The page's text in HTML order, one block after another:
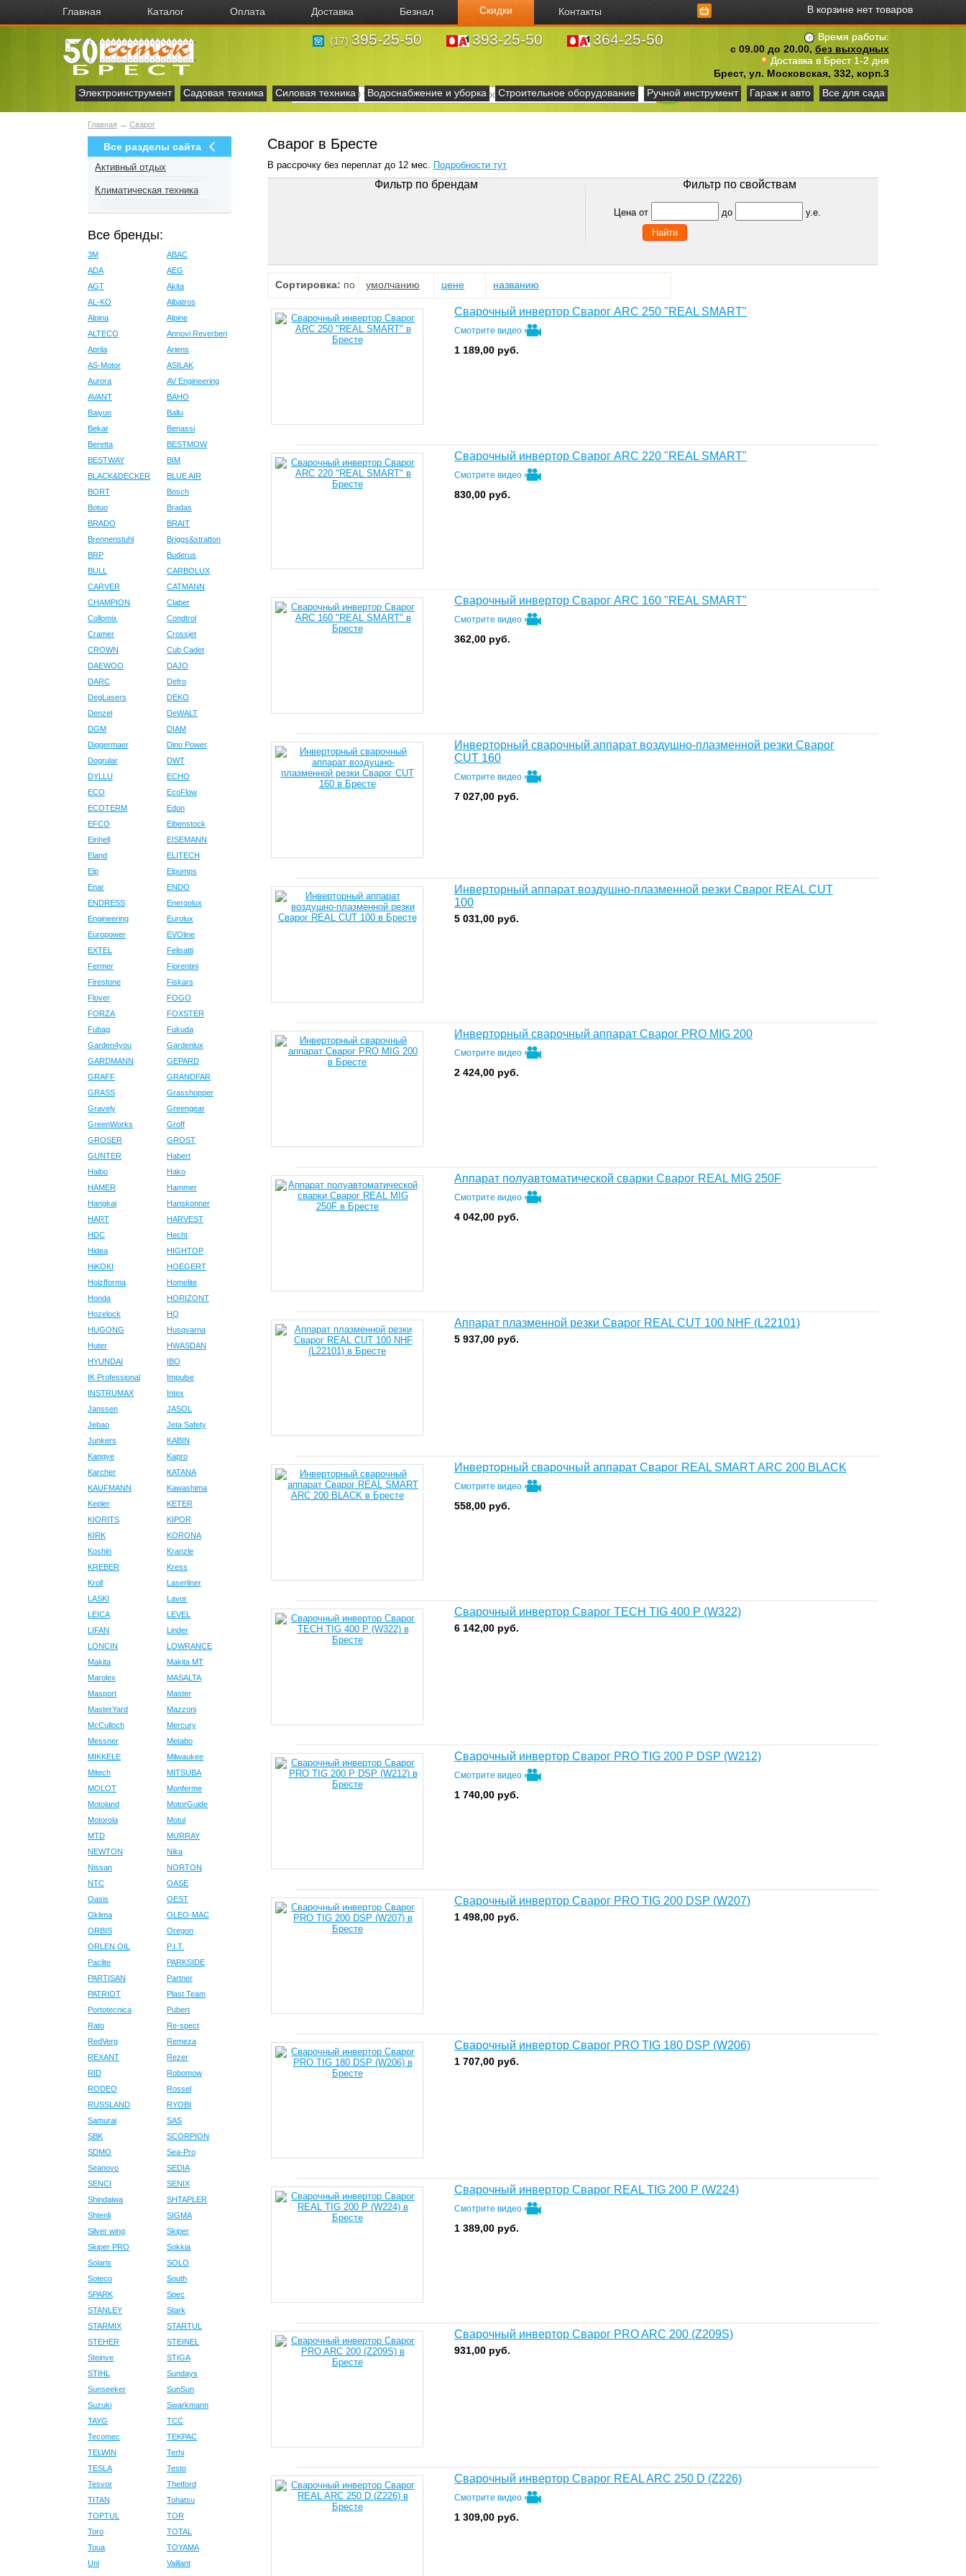
Главная Каталог Оплата Доставка Безнал Скидки Контакты В корзине нет товаров
Время работы:
с 09.00 до 20.00, без выходных
Доставка в Брест 1-2 дня
Брест, ул. Московская, 332, корп.3
(17) 395-25-50 393-25-50 364-25-50
Электроинструмент Садовая техника Силовая техника Водоснабжение и уборка Строительное оборудование Ручной инструмент Гараж и авто Все для сада
Главная → Сварог
Все разделы сайта
Активный отдых
Климатическая техника
Все бренды:
3M
ABAC
ADA
AEG
AGT
Akita
AL-KO
Albatros
Alpina
Alpine
ALTECO
Annovi Reverberi
Aprila
Ariens
AS-Motor
ASILAK
Aurora
AV Engineering
AVANT
BAHO
Baiyun
Ballu
Bekar
Benassi
Beretta
BESTMOW
BESTWAY
BIM
BLACK&DECKER
BLUE AIR
BORT
Bosch
Botuo
Bradas
BRADO
BRAIT
Brennenstuhl
Briggs&stratton
BRP
Buderus
BULL
CARBOLUX
CARVER
CATMANN
CHAMPION
Claber
Collomix
Condtrol
Cramer
Crossjet
CROWN
Cub Cadet
DAEWOO
DAJO
DARC
Defro
DegLasers
DEKO
Denzel
DeWALT
DGM
DIAM
Diggermaer
Dino Power
Dogrular
DWT
DYLLU
ECHO
ECO
EcoFlow
ECOTERM
Edon
EFCO
Eibenstock
Einhell
EISEMANN
Eland
ELITECH
Elp
Elpumps
Enar
ENDO
ENDRESS
Energolux
Engineering
Eurolux
Europower
EVOline
EXTEL
Felisatti
Fermer
Fiorentini
Firestone
Fiskars
Flover
FOGO
FORZA
FOXSTER
Fubag
Fukuda
Garden4you
Gardenlux
GARDMANN
GEPARD
GRAFF
GRANDFAR
GRASS
Grasshopper
Gravely
Greengear
GreenWorks
Groff
GROSER
GROST
GUNTER
Habert
Haibo
Hako
HAMER
Hammer
Hangkai
Hanskonner
HART
HARVEST
HDC
Hecht
Hidea
HIGHTOP
HiKOKI
HOEGERT
Holzfforma
Homelite
Honda
HORIZONT
Hozelock
HQ
HUGONG
Husqvarna
Huter
HWASDAN
HYUNDAI
IBO
IK Professional
Impulse
INSTRUMAX
Intex
Janssen
JASOL
Jebao
Jeta Safety
Junkers
KABIN
Kangye
Kapro
Karcher
KATANA
KAUFMANN
Kawashima
Kepler
KETER
KIORITS
KIPOR
KIRK
KORONA
Koshin
Kranzle
KREBER
Kress
Kroll
Laserliner
LASKI
Lavor
LEICA
LEVEL
LIFAN
Linder
LONCIN
LOWRANCE
Makita
Makita MT
Marolex
MASALTA
Masport
Master
MasterYard
Mazzoni
McCulloch
Mercury
Messner
Metabo
MIKKELE
Milwaukee
Mitech
MITSUBA
MOLOT
Monferme
Motoland
MotorGuide
Motorola
Motul
MTD
MURRAY
NEWTON
Nika
Nissan
NORTON
NTC
OASE
Oasis
OEST
Oklima
OLEO-MAC
ORBIS
Oregon
ORLEN OIL
P.I.T.
Paclite
PARKSIDE
PARTISAN
Partner
PATRIOT
Plast Team
Portotecnica
Pubert
Rato
Re-spect
RedVerg
Remeza
REXANT
Rezer
RID
Robomow
RODEO
Rossel
RUSSLAND
RYOBI
Samurai
SAS
SBK
SCORPION
SDMO
Sea-Pro
Seanovo
SEDIA
SENCI
SENIX
Shindaiwa
SHTAPLER
Shtenli
SIGMA
Silver wing
Skiper
Skiper PRO
Sokkia
Solaris
SOLO
Soteco
South
SPARK
Spec
STANLEY
Stark
STARMIX
STARTUL
STEHER
STEINEL
Steinve
STIGA
STIHL
Sundays
Sunseeker
SunSun
Suzuki
Swarkmann
TAYG
TCC
Tecomec
TEKPAC
TELWIN
Terhi
TESLA
Testo
Tesvor
Thetford
TITAN
Tohatsu
TOPTUL
TOR
Toro
TOTAL
Toua
TOYAMA
Uni
Vaillant
Сварог в Бресте
В рассрочку без переплат до 12 мес. Подробности тут
Фильтр по брендам Фильтр по свойствам
Цена от до у.е.
Сортировка: по умолчанию цене названию
Сварочный инвертор Сварог ARC 250 "REAL SMART"
Смотрите видео
1 189,00 руб.
Сварочный инвертор Сварог ARC 220 "REAL SMART"
Смотрите видео
830,00 руб.
Сварочный инвертор Сварог ARC 160 "REAL SMART"
Смотрите видео
362,00 руб.
Инверторный сварочный аппарат воздушно-плазменной резки Сварог
CUT 160
Смотрите видео
7 027,00 руб.
Инверторный аппарат воздушно-плазменной резки Сварог REAL CUT
100
5 031,00 руб.
Инверторный сварочный аппарат Сварог PRO MIG 200
Смотрите видео
2 424,00 руб.
Аппарат полуавтоматической сварки Сварог REAL MIG 250F
Смотрите видео
4 042,00 руб.
Аппарат плазменной резки Сварог REAL CUT 100 NHF (L22101)
5 937,00 руб.
Инверторный сварочный аппарат Сварог REAL SMART ARC 200 BLACK
Смотрите видео
558,00 руб.
Сварочный инвертор Сварог TECH TIG 400 P (W322)
6 142,00 руб.
Сварочный инвертор Сварог PRO TIG 200 P DSP (W212)
Смотрите видео
1 740,00 руб.
Сварочный инвертор Сварог PRO TIG 200 DSP (W207)
1 498,00 руб.
Сварочный инвертор Сварог PRO TIG 180 DSP (W206)
1 707,00 руб.
Сварочный инвертор Сварог REAL TIG 200 P (W224)
Смотрите видео
1 389,00 руб.
Сварочный инвертор Сварог PRO ARC 200 (Z209S)
931,00 руб.
Сварочный инвертор Сварог REAL ARC 250 D (Z226)
Смотрите видео
1 309,00 руб.